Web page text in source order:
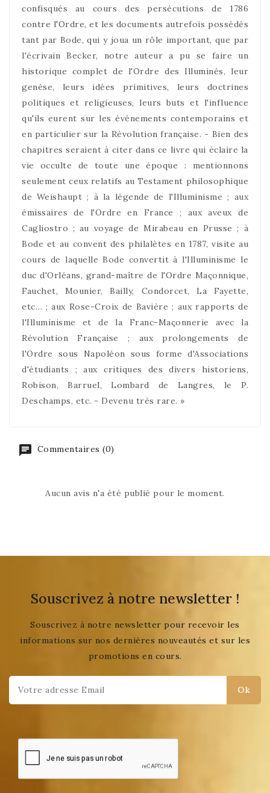
confisqués au cours des persécutions de 1786
contre l'Ordre, et les documents autrefois possédés
tant par Bode, qui y joua un rôle important, que par
l'écrivain Becker, notre auteur a pu se faire un
historique complet de l'Ordre des Illuminés, leur
genèse, leurs idées primitives, leurs doctrines
politiques et religieuses, leurs buts et l'influence
qu'ils eurent sur les événements contemporains et
en particulier sur la Révolution française. - Bien des
chapitres seraient à citer dans ce livre qui éclaire la
vie occulte de toute une époque : mentionnons
seulement ceux relatifs au Testament philosophique
de Weishaupt ; à la légende de l'Illuminisme ; aux
émissaires de l'Ordre en France ; aux aveux de
Cagliostro ; au voyage de Mirabeau en Prusse ; à
Bode et au convent des philalètes en 1787, visite au
cours de laquelle Bode convertit à l'Illuminisme le
duc d'Orléans, grand-maître de l'Ordre Maçonnique,
Fauchet, Mounier, Bailly, Condorcet, La Fayette,
etc… ; aux Rose-Croix de Bavière ; aux rapports de
l'Illuminisme et de la Franc-Maçonnerie avec la
Révolution Française ; aux prolongements de
l'Ordre sous Napoléon sous forme d'Associations
d'étudiants ; aux critiques des divers historiens,
Robison, Barruel, Lombard de Langres, le P.
Deschamps, etc. - Devenu très rare. »
Commentaires (0)
Aucun avis n'a été publié pour le moment.
Souscrivez à notre newsletter !
Souscrivez à notre newsletter pour recevoir les
informations sur nos dernières nouveautés et sur les
promotions en cours.